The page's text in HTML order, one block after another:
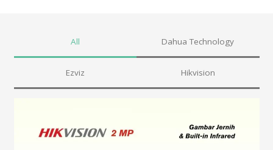
All Dahua Technology
Ezviz Hikvision